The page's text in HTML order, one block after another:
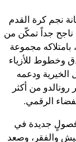
نجم كرة القدم
ناجح جداً تمكّن من
بامتلاكه مجموعة
وخطوط للأزياء
الخيرية ودعمه
رونالدو من أكثر
الرقمي.
فصولٍ جديدة في
والفقر، وصعد